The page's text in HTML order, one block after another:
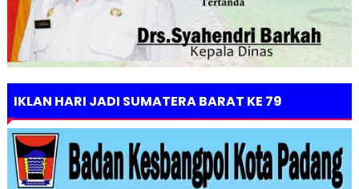
IKLAN HARI JADI SUMATERA BARAT KE 79